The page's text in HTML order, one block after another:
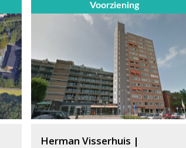
Voorziening
Herman Visserhuis |